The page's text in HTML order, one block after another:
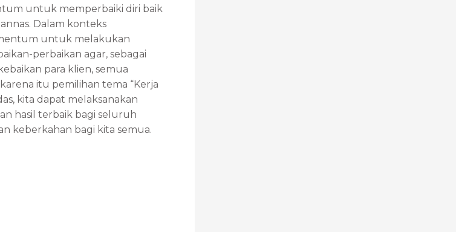
untuk memperbaiki diri baik
Dalam konteks
untuk melakukan
perbaikan agar, sebagai
para klien, semua
itu pemilihan tema “Kerja
kita dapat melaksanakan
hasil terbaik bagi seluruh
keberkahan bagi kita semua.